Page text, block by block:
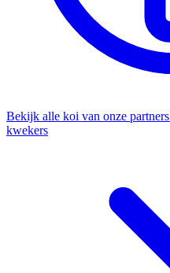
Bekijk alle koi van onze partners
kwekers